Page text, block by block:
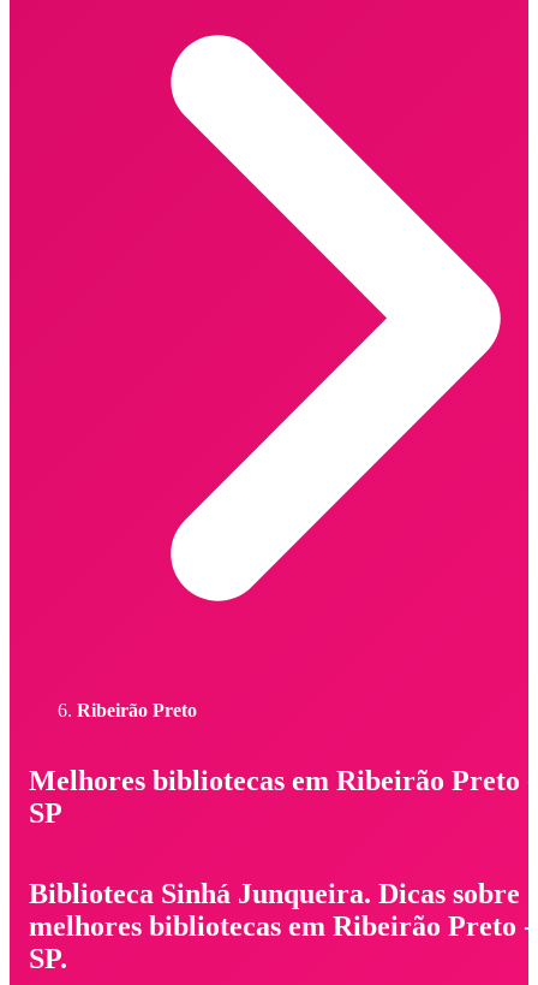
Ribeirão Preto
Melhores bibliotecas em Ribeirão Preto -
SP
Biblioteca Sinhá Junqueira. Dicas sobre
melhores bibliotecas em Ribeirão Preto -
SP.